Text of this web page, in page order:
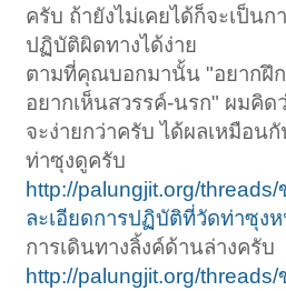
ครับ ถ้ายังไม่เคยได้ก็จะเป็นก
ปฏิบัติผิดทางได้ง่าย
ตามที่คุณบอกมานั้น "อยากฝึก
อยากเห็นสวรรค์-นรก" ผมคิด
จะง่ายกว่าครับ ได้ผลเหมือน
ท่าซุงดูครับ
http://palungjit.org/
ละเอียดการปฏิบัติที่วัดท่าซุง
การเดินทางลิ้งค์ด้านล่างครับ
http://palungjit.org/